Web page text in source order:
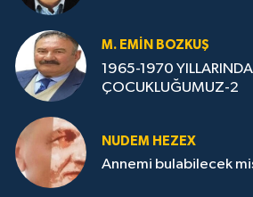
M. EMIN BOZKUŞ
1965-1970 YILLARINDA
ÇOCUKLUĞUMUZ-2
NUDEM HEZEX
Annemi bulabilecek